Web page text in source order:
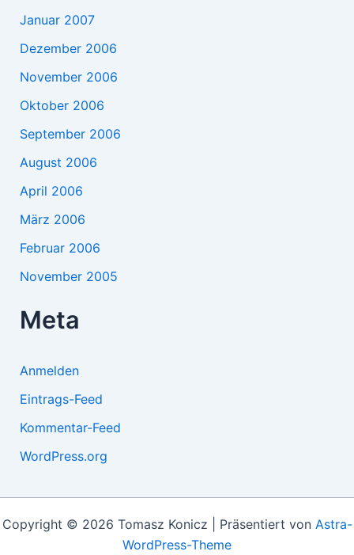
Januar 2007
Dezember 2006
November 2006
Oktober 2006
September 2006
August 2006
April 2006
März 2006
Februar 2006
November 2005
Meta
Anmelden
Eintrags-Feed
Kommentar-Feed
WordPress.org
Copyright © 2026 Tomasz Konicz | Präsentiert von Astra-
WordPress-Theme